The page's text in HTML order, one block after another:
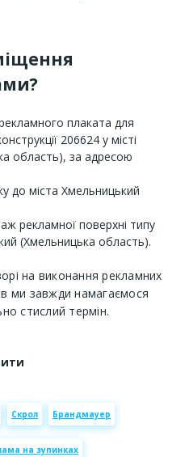
плаката для
206624 у місті
область), за адресою
до міста Хмельницький
рекламної поверхні типу
(Хмельницька область).
на виконання рекламних
ми завжди намагаємося
стислий термін.
Скрол Брандмауер
на зупинках